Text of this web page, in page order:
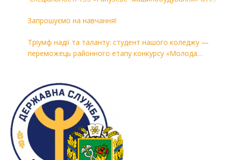
Запрошуємо на навчання!
Тріумф надії та таланту: студент нашого коледжу —
переможець районного етапу конкурсу «Молода